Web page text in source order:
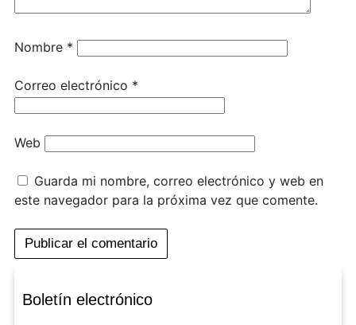
Nombre *
Correo electrónico *
Web
Guarda mi nombre, correo electrónico y web en
este navegador para la próxima vez que comente.
Boletín electrónico